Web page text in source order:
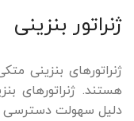
ژنراتور بنزینی
ژنراتورهای بنزینی
هستند. ژنراتورهای
دلیل سهولت دسترسی